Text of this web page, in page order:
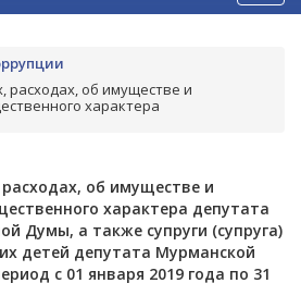
расходах, об имуществе и
характера
об имуществе и
характера депутата
Думы, а также супруги (супруга)
детей депутата Мурманской
с 01 января 2019 года по 31